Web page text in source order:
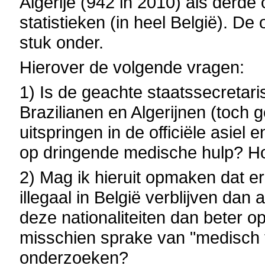
statistieken (in heel België). De
stuk onder.
Hierover de volgende vragen:
1) Is de geachte
Brazilianen en Algerijnen (toch
uitspringen in de officiële asiel
op dringende medische hulp?
2) Mag ik hieruit opmaken dat
illegaal in België verblijven dan
deze nationaliteiten dan beter
misschien sprake van
onderzoeken?